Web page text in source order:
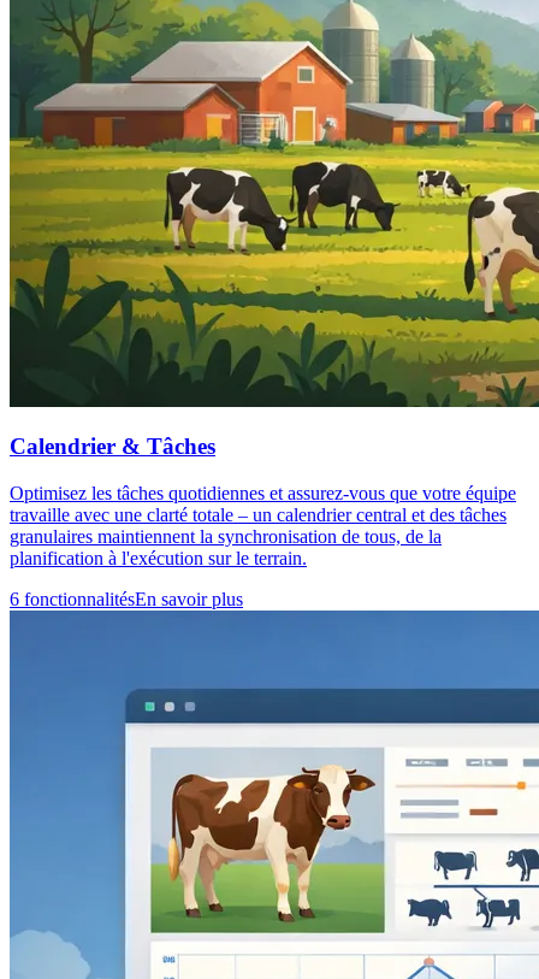
Calendrier & Tâches
Optimisez les tâches quotidiennes et assurez-vous que votre équipe
travaille avec une clarté totale – un calendrier central et des tâches
granulaires maintiennent la synchronisation de tous, de la
planification à l'exécution sur le terrain.
6 fonctionnalitésEn savoir plus